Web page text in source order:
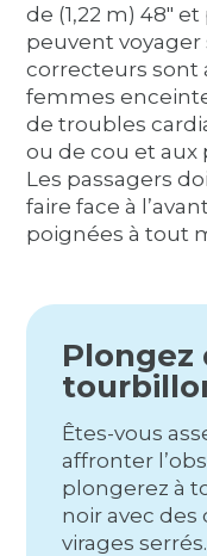
de (1,22 m) 48″
peuvent voyager
correcteurs sont
femmes
de troubles
ou de cou et aux
Les passagers
faire face à
poignées à tout
Plongez
Êtes-vous
affronter
plongerez à
noir avec
virages